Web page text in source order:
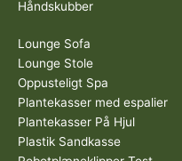
Håndskubber
Lounge Sofa
Lounge Stole
Oppusteligt Spa
Plantekasser med espalier
Plantekasser På Hjul
Plastik Sandkasse